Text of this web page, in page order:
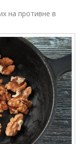
на противне в